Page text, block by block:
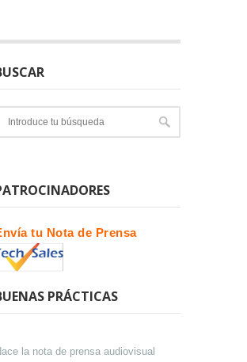
tu Nota de Prensa
PRÁCTICAS
la nota de prensa audiovisual